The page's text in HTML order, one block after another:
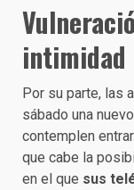
intimidad
Por su parte, las
sábado una
contemplen
que cabe la
en el que sus